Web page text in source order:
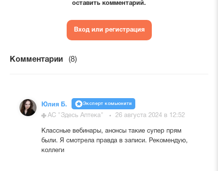
оставить комментарий.
Вход или регистрация
Комментарии (8)
Юлия Б. Эксперт комьюнити
АС "Здесь Аптека" 26 августа 2024 в 12:52
Классные вебинары, анонсы такие супер прям
были. Я смотрела правда в записи. Рекомендую,
коллеги